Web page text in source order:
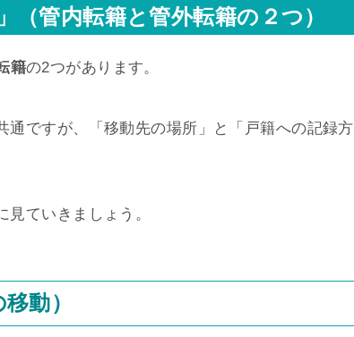
（管内転籍と管外転籍の２つ）
籍の2つがあります。
通ですが、「移動先の場所」と「戸籍への記録方
ていきましょう。
動）